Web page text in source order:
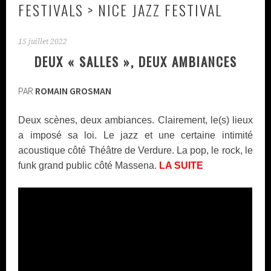
FESTIVALS > NICE JAZZ FESTIVAL
15 juillet 2022
DEUX « SALLES », DEUX AMBIANCES
PAR ROMAIN GROSMAN
Deux scènes, deux ambiances. Clairement, le(s) lieux
a imposé sa loi. Le jazz et une certaine intimité
acoustique côté Théâtre de Verdure. La pop, le rock, le
funk grand public côté Massena. LA SUITE